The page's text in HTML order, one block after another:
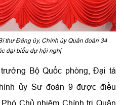
thư Đảng ủy, Chính ủy Quân đoàn 34
đại biểu dự hội nghị
Bộ Quốc phòng, Đại tá
ủy Sư đoàn 9 được điều
Chủ nhiệm Chính trị Quân